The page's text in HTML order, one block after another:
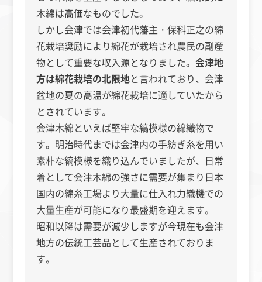
木綿は高価なものでした。
しかし会津では会津初代藩主・保科正之の綿
花栽培奨励により綿花が栽培され農民の副産
物として重要な収入源となりました。会津地
方は綿花栽培の北限地と言われており、会津
盆地の夏の高温が綿花栽培に適していたから
とされています。
会津木綿といえば堅牢な縞模様の綿織物で
す。明治時代までは会津内の手紡ぎ糸を用い
素朴な縞模様を織り込んでいましたが、日常
着として会津木綿の強さに需要が集まり日本
国内の綿糸工場より大量に仕入れ力織機での
大量生産が可能になり最盛期を迎えます。
昭和以降は需要が減少しますが今現在も会津
地方の伝統工芸品として生産されておりま
す。